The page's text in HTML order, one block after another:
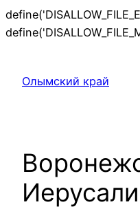
Олымский край